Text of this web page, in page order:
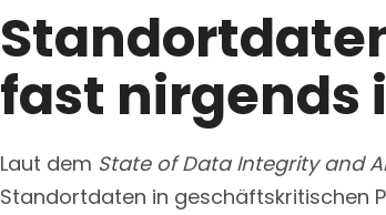
fast nirgends
Laut dem State of Data Integrity and
Standortdaten in geschäftskritischen